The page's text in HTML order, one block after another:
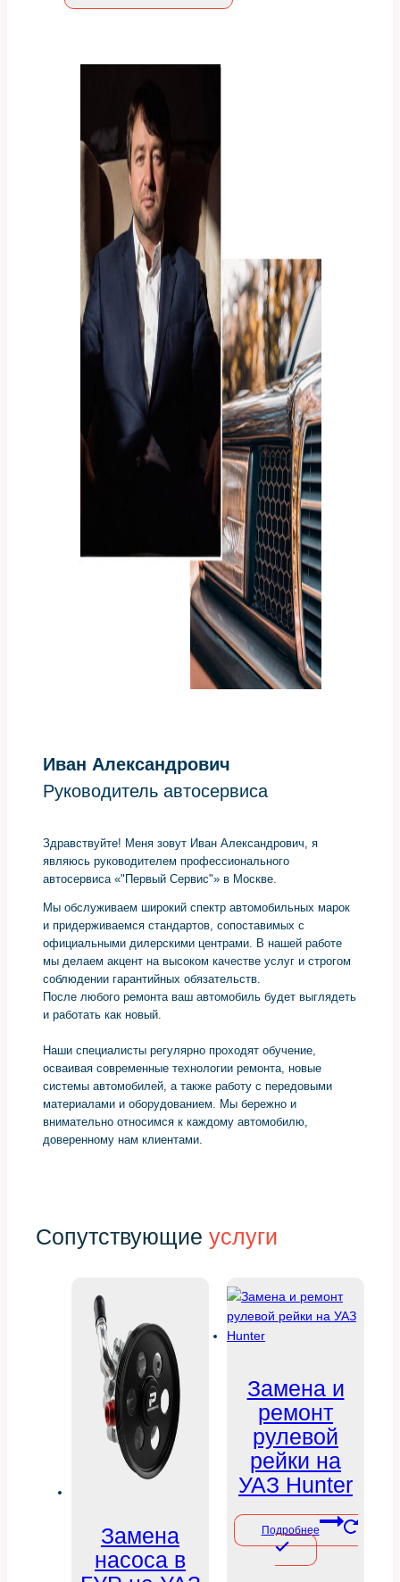
Иван Александрович
Руководитель автосервиса
Здравствуйте! Меня зовут Иван Александрович, я
являюсь руководителем профессионального
автосервиса «"Первый Сервис"» в Москве.
Мы обслуживаем широкий спектр автомобильных марок
и придерживаемся стандартов, сопоставимых с
официальными дилерскими центрами. В нашей работе
мы делаем акцент на высоком качестве услуг и строгом
соблюдении гарантийных обязательств.
После любого ремонта ваш автомобиль будет выглядеть
и работать как новый.
Наши специалисты регулярно проходят обучение,
осваивая современные технологии ремонта, новые
системы автомобилей, а также работу с передовыми
материалами и оборудованием. Мы бережно и
внимательно относимся к каждому автомобилю,
доверенному нам клиентами.
Сопутствующие услуги
Замена
насоса в
Замена и
ремонт
рулевой
рейки на
УАЗ Hunter
Подробнее